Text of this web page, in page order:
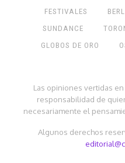
FESTIVALES
SUNDANCE
GLOBOS DE ORO
Las opiniones vertidas
responsabilidad de
necesariamente el
Algunos derechos